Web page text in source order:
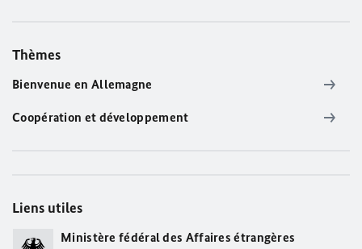
Thèmes
Bienvenue en Allemagne
Coopération et développement
Liens utiles
Ministère fédéral des Affaires étrangères